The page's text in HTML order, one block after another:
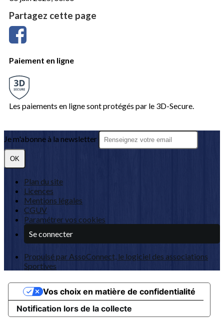
Partagez cette page
Paiement en ligne
Les paiements en ligne sont protégés par le 3D-Secure.
Je m'abonne à la newsletter
OK
Plan du site
Licences
Mentions légales
CGUV
Paramétrer vos cookies
Se connecter
Propulsé par AssoConnect, le logiciel des associations
Sportives
Notification lors de la collecte
Vos choix en matière de confidentialité